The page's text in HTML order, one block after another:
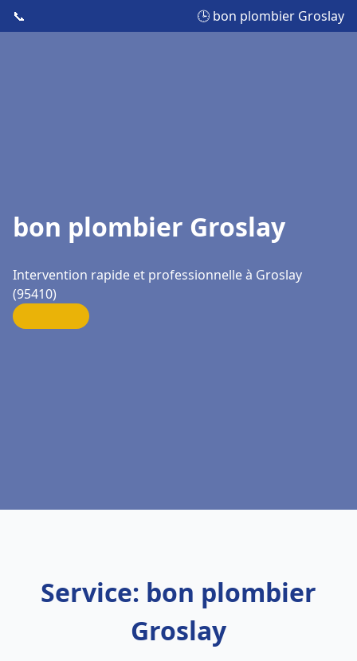
📞 🕒 bon plombier Groslay
bon plombier Groslay
Intervention rapide et professionnelle à Groslay
(95410)
Service: bon plombier
Groslay